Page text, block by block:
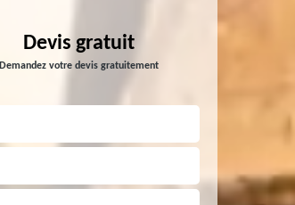
Devis gratuit
Demandez votre devis gratuitement